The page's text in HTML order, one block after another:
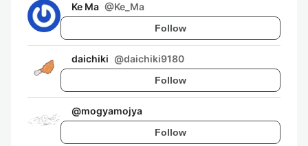
Ke Ma @Ke_Ma
Follow
daichiki @daichiki9180
Follow
@mogyamojya
Follow